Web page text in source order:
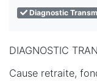
Diagnostic
DIAGNOSTIC
Cause retraite,